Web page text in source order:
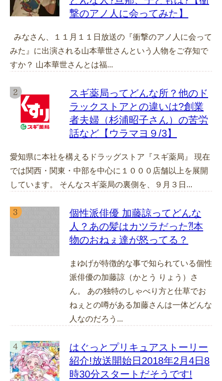
撃のアノ人に会ってみた】
みなさん、１１月１１日放送の『衝撃のアノ人に会って
みた』に出演される山本華世さんという人物をご存知で
すか？ 山本華世さんとは福...
スギ薬局ってどんな所？他のド
ラックストアとの違いは?創業
者夫婦（杉浦昭子さん）の苦労
話など【ウラマヨ９/3】
愛知県に本社を構えるドラッグストア『スギ薬局』 現在
では関西・関東・中部を中心に１０００店舗以上を展開
しています。 そんなスギ薬局の裏側を、９月３日...
個性派俳優 加藤諒ってどんな
人？あの髪はカツラだった⁈本
物のおねぇ達が怒ってる？
まゆげが特徴的な事で知られている個性
派俳優の加藤諒（かとう りょう）さ
ん。 あの独特のしゃべり方と仕草でお
ねぇとの噂がある加藤さんは一体どんな
人なのだろう...
はぐっとプリキュアストーリー
紹介!放送開始日2018年2月4日8
時30分スタートだそうです!